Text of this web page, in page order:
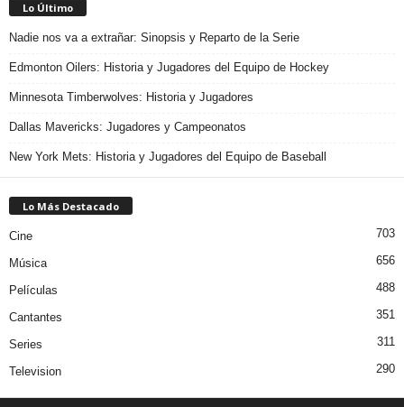
Lo Último
Nadie nos va a extrañar: Sinopsis y Reparto de la Serie
Edmonton Oilers: Historia y Jugadores del Equipo de Hockey
Minnesota Timberwolves: Historia y Jugadores
Dallas Mavericks: Jugadores y Campeonatos
New York Mets: Historia y Jugadores del Equipo de Baseball
Lo Más Destacado
Cine 703
Música 656
Películas 488
Cantantes 351
Series 311
Television 290